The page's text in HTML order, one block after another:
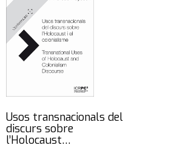
Usos transnacionals del
discurs sobre
l’Holocaust…